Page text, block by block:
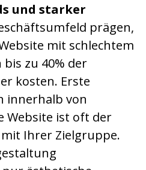
und starker
prägen,
mit schlechtem
zu 40% der
kosten. Erste
innerhalb von
Website ist oft der
Ihrer Zielgruppe.